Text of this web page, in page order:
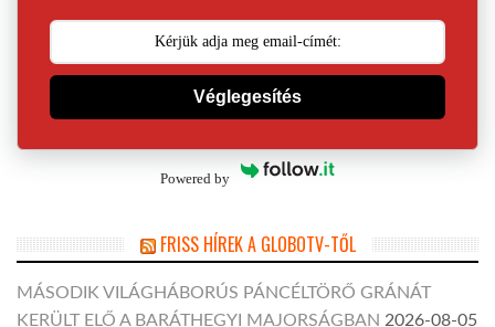
Véglegesítés
Powered by
FRISS HÍREK A GLOBOTV-TŐL
MÁSODIK VILÁGHÁBORÚS PÁNCÉLTÖRŐ GRÁNÁT
KERÜLT ELŐ A BARÁTHEGYI MAJORSÁGBAN 2026-08-05